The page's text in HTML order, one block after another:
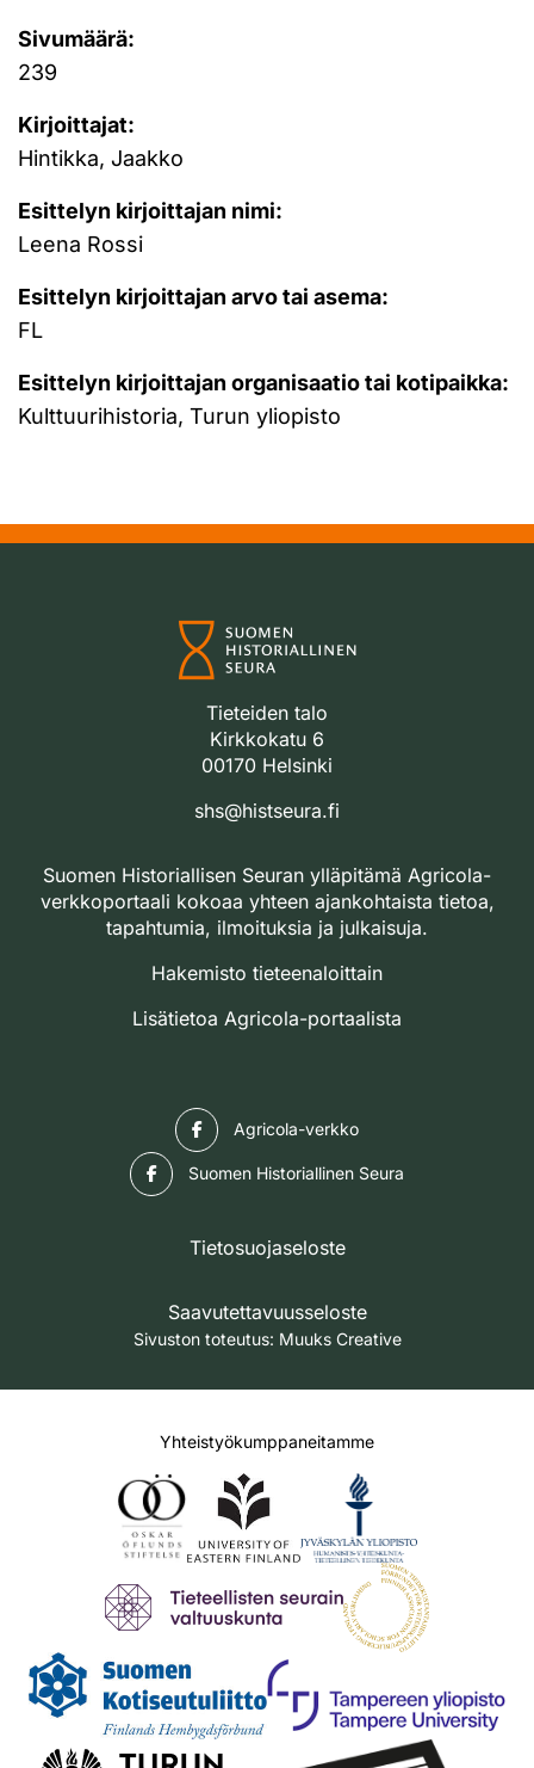
Sivumäärä:
239
Kirjoittajat:
Hintikka, Jaakko
Esittelyn kirjoittajan nimi:
Leena Rossi
Esittelyn kirjoittajan arvo tai asema:
FL
Esittelyn kirjoittajan organisaatio tai kotipaikka:
Kulttuurihistoria, Turun yliopisto
Tieteiden talo
Kirkkokatu 6
00170 Helsinki
shs@histseura.fi
Suomen Historiallisen Seuran ylläpitämä Agricola-
verkkoportaali kokoaa yhteen ajankohtaista tietoa,
tapahtumia, ilmoituksia ja julkaisuja.
Hakemisto tieteenaloittain
Lisätietoa Agricola-portaalista
Agricola-verkko
Suomen Historiallinen Seura
Tietosuojaseloste
Saavutettavuusseloste
Sivuston toteutus: Muuks Creative
Yhteistyökumppaneitamme